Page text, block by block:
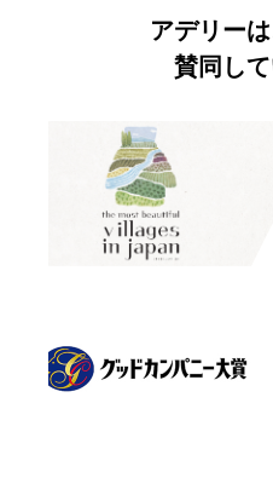
アデリー
賛同して